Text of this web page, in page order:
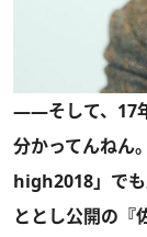
――そして、17
分かってんねん
high2018」で
ととし公開の『